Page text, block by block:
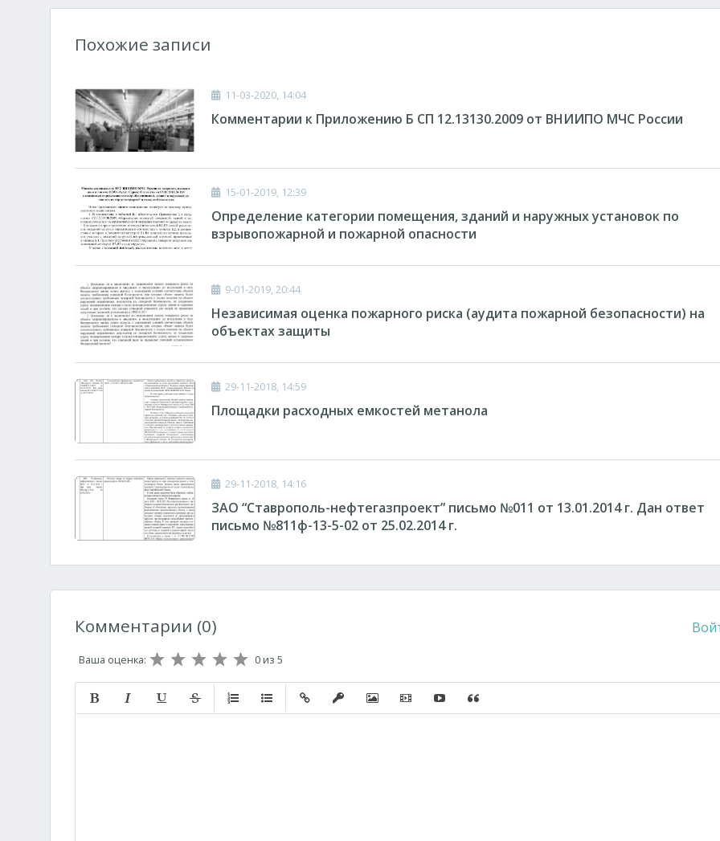
Похожие записи
11-03-2020, 14:04
Комментарии к Приложению Б СП 12.13130.2009 от ВНИИПО МЧС России
15-01-2019, 12:39
Определение категории помещения, зданий и наружных установок по
взрывопожарной и пожарной опасности
9-01-2019, 20:44
Независимая оценка пожарного риска (аудита пожарной безопасности) на
объектах защиты
29-11-2018, 14:59
Площадки расходных емкостей метанола
29-11-2018, 14:16
ЗАО “Ставрополь-нефтегазпроект” письмо №011 от 13.01.2014 г. Дан ответ
письмо №811ф-13-5-02 от 25.02.2014 г.
Комментарии (0)
Ваша оценка: 0из 5